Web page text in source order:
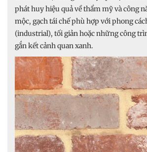
phát huy hiệu quả về thẩm mỹ và công
mộc, gạch tái chế phù hợp với phong
(industrial), tối giản hoặc những công
gắn kết cảnh quan xanh.